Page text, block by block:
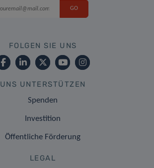
FOLGEN SIE UNS
UNS UNTERSTÜTZEN
Spenden
Investition
Öffentliche Förderung
LEGAL